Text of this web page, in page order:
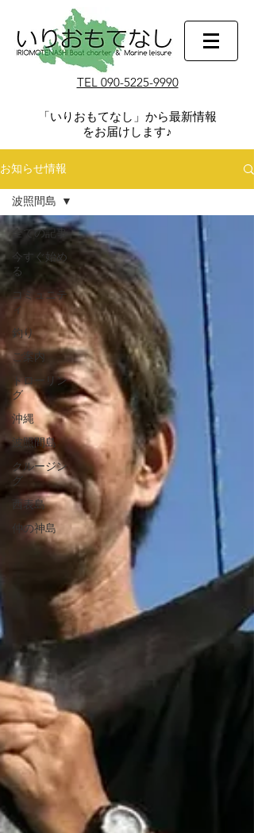
TEL 090-5225-9990
​「いりおもてなし」から最新情報
をお届けします♪
お知らせ情報
全ての記事
今すぐ始め
る
コミュニテ
ィ
釣り
ご案内
トローリン
グ
沖縄
波照間島
クルージン
グ
西表島
仲の神島
波照間島